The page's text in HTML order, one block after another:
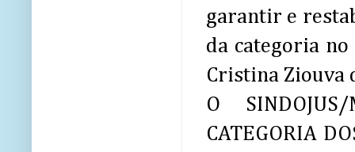
garantir e
da categoria
Cristina Ziouva
O
CATEGORIA